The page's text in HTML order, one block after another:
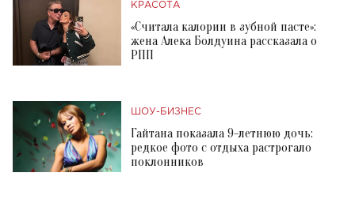
КРАСОТА
«Считала калории в зубной пасте»:
жена Алека Болдуина рассказала о
РПП
ШОУ-БИЗНЕС
Гайтана показала 9-летнюю дочь:
редкое фото с отдыха растрогало
поклонников